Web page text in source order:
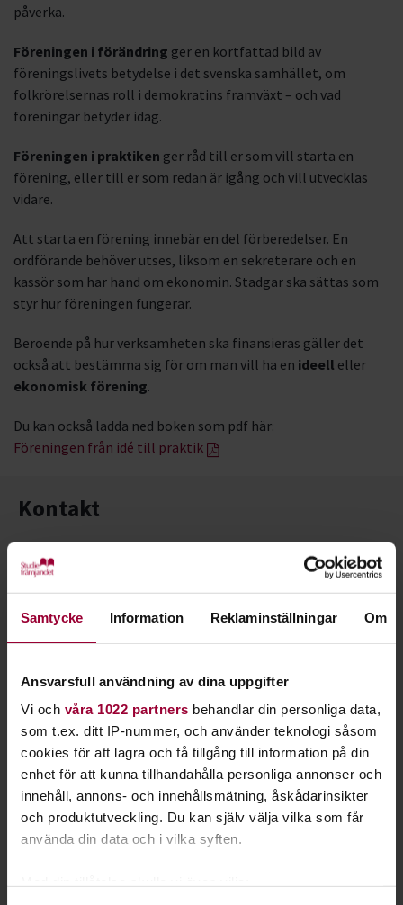
Samtycke Information Reklaminställningar Om
Ansvarsfull användning av dina uppgifter
Vi och våra 1022 partners behandlar din personliga data,
som t.ex. ditt IP-nummer, och använder teknologi såsom
cookies för att lagra och få tillgång till information på din
enhet för att kunna tillhandahålla personliga annonser och
innehåll, annons- och innehållsmätning, åskådarinsikter
och produktutveckling. Du kan själv välja vilka som får
använda din data och i vilka syften.
påverka.
Föreningen i förändring ger en kortfattad bild av
föreningslivets betydelse i det svenska samhället, om
folkrörelsernas roll i demokratins framväxt – och vad
föreningar betyder idag.
Föreningen i praktiken ger råd till er som vill starta en
förening, eller till er som redan är igång och vill utvecklas
vidare.
Att starta en förening innebär en del förberedelser. En
ordförande behöver utses, liksom en sekreterare och en
kassör som har hand om ekonomin. Stadgar ska sättas som
styr hur föreningen fungerar.
Beroende på hur verksamheten ska finansieras gäller det
också att bestämma sig för om man vill ha en ideell eller
ekonomisk förening.
Du kan också ladda ned boken som pdf här:
Föreningen från idé till praktik
Kontakt
Sara Eriksson